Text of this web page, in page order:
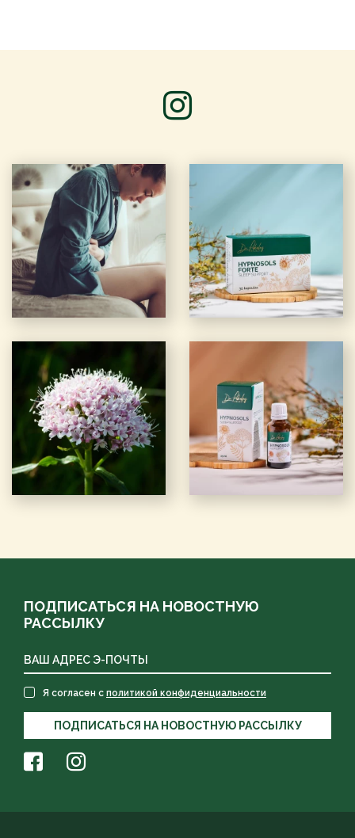
ПОДПИСАТЬСЯ НА НОВОСТНУЮ
РАССЫЛКУ
Я согласен с политикой конфиденциальности
ПОДПИСАТЬСЯ НА НОВОСТНУЮ РАССЫЛКУ